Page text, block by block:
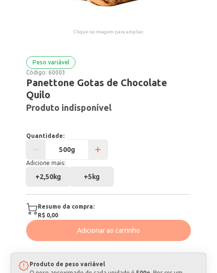
Clique na imagem para ampliar.
Peso variável
Código: 60003
Panettone Gotas de Chocolate
Quilo
Produto indisponível
Quantidade:
Adicione mais:
+2,50kg +5kg
Resumo da compra:
R$ 0,00
Adicionar ao carrinho
Produto de peso variável